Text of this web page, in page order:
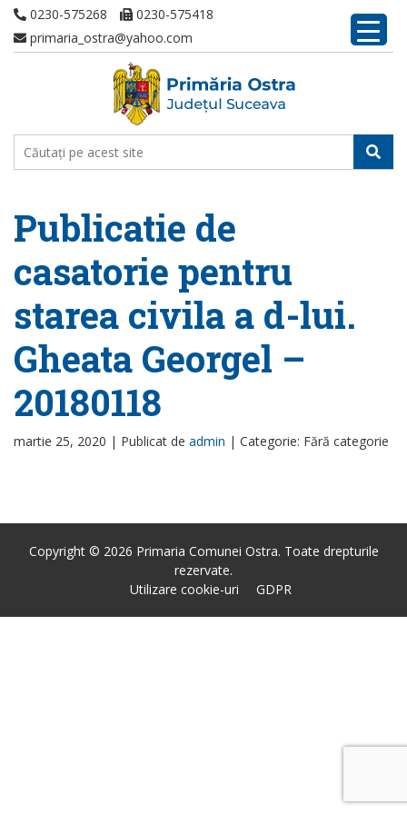
0230-575268
0230-575418
primaria_ostra@yahoo.com
Publicatie de
casatorie pentru
starea civila a d-lui.
Gheata Georgel –
20180118
martie 25, 2020 | Publicat de admin | Categorie: Fără categorie
Copyright © 2026 Primaria Comunei Ostra. Toate drepturile
rezervate.
Utilizare cookie-uri
GDPR